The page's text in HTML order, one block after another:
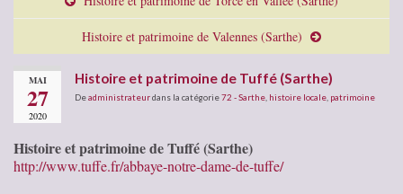
Histoire et patrimoine de Valennes (Sarthe)
MAI
27
2020
Histoire et patrimoine de Tuffé (Sarthe)
Deadministrateurdans la catégorie72 - Sarthe histoire locale patrimoine
Histoire et patrimoine de Tuffé (Sarthe)
http://www.tuffe.fr/abbaye-notre-dame-de-tuffe/